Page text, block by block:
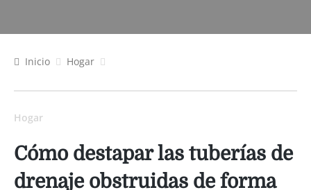
Inicio Hogar
Hogar
Cómo destapar las tuberías de
drenaje obstruidas de forma